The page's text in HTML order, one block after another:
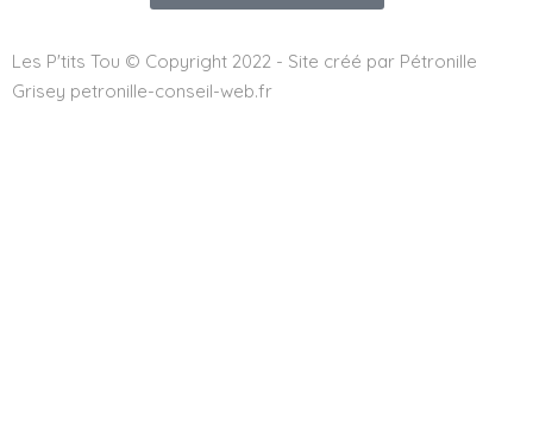
Les P'tits Tou © Copyright 2022 - Site créé par Pétronille
Grisey petronille-conseil-web.fr